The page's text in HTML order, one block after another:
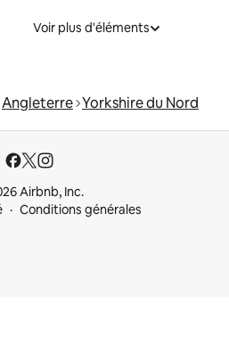
Voir plus d'éléments
Angleterre Yorkshire du Nord
Airbnb, Inc.
Conditions générales